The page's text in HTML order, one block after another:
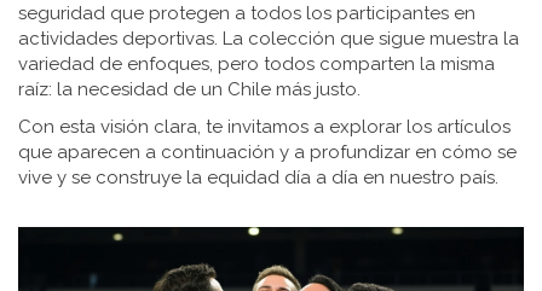
seguridad que protegen a todos los participantes en
actividades deportivas. La colección que sigue muestra la
variedad de enfoques, pero todos comparten la misma
raíz: la necesidad de un Chile más justo.
Con esta visión clara, te invitamos a explorar los artículos
que aparecen a continuación y a profundizar en cómo se
vive y se construye la equidad día a día en nuestro país.